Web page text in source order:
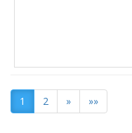
1 2 » »»